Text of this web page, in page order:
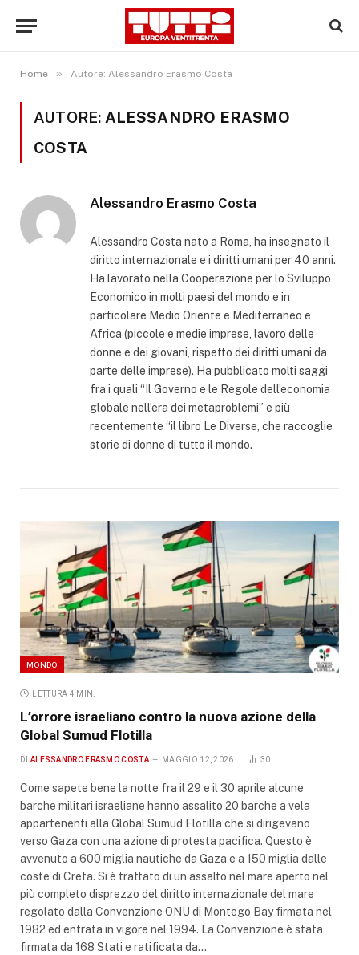
Home » Autore: Alessandro Erasmo Costa
AUTORE: ALESSANDRO ERASMO
COSTA
Alessandro Erasmo Costa
Alessandro Costa nato a Roma, ha insegnato il
diritto internazionale e i diritti umani per 40 anni.
Ha lavorato nella Cooperazione per lo Sviluppo
Economico in molti paesi del mondo e in
particolare Medio Oriente e Mediterraneo e
Africa (piccole e medie imprese, lavoro delle
donne e dei giovani, rispetto dei diritti umani da
parte delle imprese). Ha pubblicato molti saggi
fra i quali “Il Governo e le Regole dell’economia
globale nell’era dei metaproblemi” e più
recentemente “il libro Le Diverse, che raccoglie
storie di donne di tutto il mondo.
MONDO
LETTURA 4 MIN.
L’orrore israeliano contro la nuova azione della
Global Sumud Flotilla
DI ALESSANDRO ERASMO COSTA MAGGIO 12, 2026 30
Come sapete bene la notte fra il 29 e il 30 aprile alcune
barche militari israeliane hanno assalito 20 barche a vela
appartenenti alla Global Sumud Flotilla che si dirigevano
verso Gaza con una azione di protesta pacifica. Questo è
avvenuto a 600 miglia nautiche da Gaza e a 150 miglia dalle
coste di Creta. Si è trattato di un assalto nel mare aperto nel
più completo disprezzo del diritto internazionale del mare
regolato dalla Convenzione ONU di Montego Bay firmata nel
1982 ed entrata in vigore nel 1994. La Convenzione è stata
firmata da 168 Stati e ratificata da…